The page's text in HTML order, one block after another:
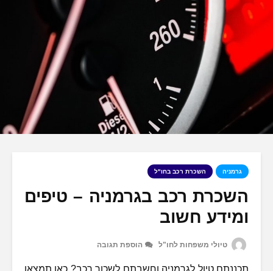
גרמניה השכרת רכב בחו"ל
השכרת רכב בגרמניה – טיפים
ומידע חשוב
טיולי משפחות לחו"ל הוספת תגובה
תכננתם טיול לגרמניה וחשבתם לשכור רכב? כאן תמצאו